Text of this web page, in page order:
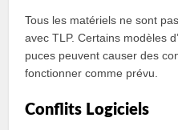
Tous les matériels ne sont
avec TLP. Certains modèles
puces peuvent causer des
fonctionner comme prévu.
Conflits Logiciels